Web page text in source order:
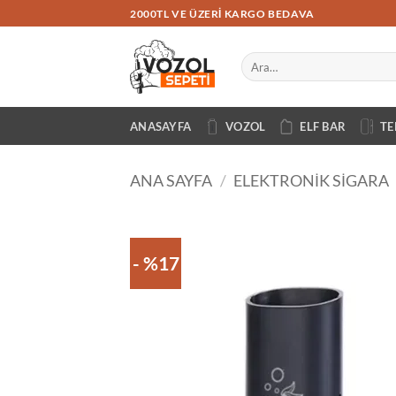
atla
2000TL VE ÜZERI KARGO BEDAVA
Ara:
ANASAYFA VOZOL ELF BAR
ANA SAYFA / ELEKTRONIK SIGARA
- %17